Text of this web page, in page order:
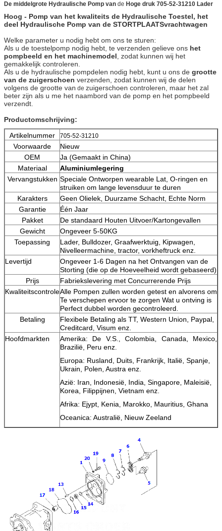
De middelgrote Hydraulische Pomp van de Hoge druk 705-52-31210 Lader
Hoog - Pomp van het kwaliteits de Hydraulische Toestel, het
deel Hydraulische Pomp van de STORTPLAATSvrachtwagen
Welke parameter u nodig hebt om ons te sturen:
Als u de toestelpomp nodig hebt, te verzenden gelieve ons het
pompbeeld en het machinemodel , zodat kunnen wij het
gemakkelijk controleren.
Als u de hydraulische pompdelen nodig hebt, kunt u ons de grootte
van de zuigerschoen verzenden, zodat kunnen wij de delen
volgens de grootte van de zuigerschoen controleren, maar het zal
beter zijn als u me het naambord van de pomp en het pompbeeld
verzendt.
Productomschrijving:
Artikelnummer
705-52-31210
Voorwaarde
Nieuw
OEM
Ja (Gemaakt in China)
Materiaal
Aluminiumlegering
Vervangstukken Speciale Ontworpen wearable Lat, O-ringen en
struiken om lange levensduur te duren
Karakters
Geen Olielek, Duurzame Schacht, Echte Norm
Garantie
Één Jaar
Pakket
De standaard Houten Uitvoer/Kartongevallen
Gewicht
Ongeveer 5-50KG
Toepassing
Lader, Bulldozer, Graafwerktuig, Kipwagen,
Nivelleermachine, tractor, vorkheftruck enz.
Levertijd
Ongeveer 1-6 Dagen na het Ontvangen van de
Storting (die op de Hoeveelheid wordt gebaseerd)
Prijs
Fabriekslevering met Concurrerende Prijs
KwaliteitscontroleAlle Pompen zullen worden getest en alvorens om
Te verschepen ervoor te zorgen Wat u ontving is
Perfect dubbel worden gecontroleerd.
Betaling
Flexibele Betaling als TT, Western Union, Paypal,
Creditcard, Visum enz.
Hoofdmarkten
Amerika: De V.S., Colombia, Canada, Mexico,
Brazilië, Peru enz.
Europa: Rusland, Duits, Frankrijk, Italië, Spanje,
Ukrain, Polen, Austra enz.
Azië: Iran, Indonesië, India, Singapore, Maleisië,
Korea, Filippijnen, Vietnam enz.
Afrika: Ejypt, Kenia, Marokko, Mauritius, Ghana
Oceanica: Australië, Nieuw Zeeland